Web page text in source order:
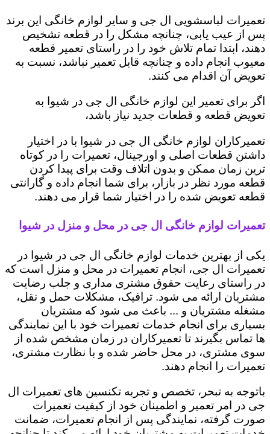
تعمیرات لباسشویی ال جی و سایر لوازم خانگی این برند
پس از عیب یابی، چنانچه مشکل را در قطعه تشخیص
دهند، ابتدا تمام تلاش خود را در راستای تعمیر قطعه
معیوب انجام داده و چنانچه قابل تعمیر نباشد، نسبت به
تعویض آن اقدام می کنند.
اگر برای تعمیر این لوازم خانگی ال جی در شیوا به
تعویض قطعه و قطعات جدید نیاز باشد،
تعمیرکاران لوازم خانگی ال جی در شیوا با در اختیار
داشتن قطعات اصلی و اورجینال، تعمیرات را در کوتاه
ترین زمان ممکن و بدون اتلاف وقت برای پیدا کردن
قطعه مورد نظر در بازار، برای شما انجام داده و گارانتی
قطعه تعویض شده را در اختیار شما قرار می دهند.
تعمیرات لوازم خانگی ال جی در محل و منزل در شیوا
یکی از بهترین خدمات لوازم خانگی ال جی در شیوا در
تعمیرات ال جی، انجام تعمیرات در محل و منزل است که
در راستای رعایت حقوق مشتری مداری و جلب رضایت
مشتریان ارائه می شود. ترافیک، مشکلات حمل و نقل،
مشغله مشتریان و ... باعث می شود که مشتریان
بسیاری برای انجام خدمات تعمیرات خود با این نمایندگی
ها تماس بگیرند تا تعمیرکاران در زمان مشخص شده از
سوی مشتری، در محل حاضر شده و با نظارت مشتری،
تعمیرات را انجام دهند.
باتوجه به تبحر، تخصص و تجربه تکنسین های تعمیرات ال
جی در امر تعمیر و اطمینان خود از کیفیت تعمیرات
صورت گرفته، نمایندگی پس از انجام تعمیرات، ضمانت